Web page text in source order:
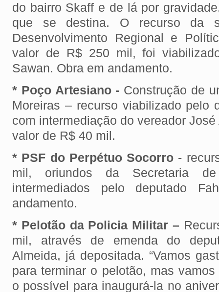
do bairro Skaff e de lá por
que se destina. O recurso da
Desenvolvimento Regional e
valor de R$ 250 mil, foi
Sawan. Obra em andamento.
* Poço Artesiano - Construção de
Moreiras – recurso viabilizado pelo
com intermediação do vereador
valor de R$ 40 mil.
* PSF do Perpétuo Socorro -
mil, oriundos da Secretaria
intermediados pelo deputado
andamento.
* Pelotão da Policia Militar –
mil, através de emenda do
Almeida, já depositada. “Vamos
para terminar o pelotão, mas
o possível para inaugurá-la no